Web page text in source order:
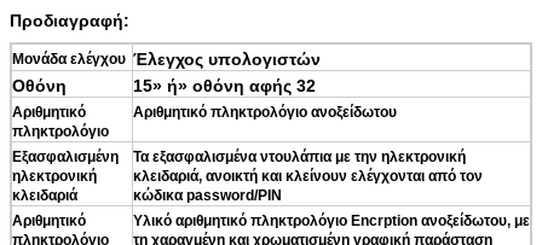
Προδιαγραφή:
Μονάδα ελέγχου Έλεγχος υπολογιστών
Οθόνη
15» ή» οθόνη αφής 32
Αριθμητικό
πληκτρολόγιο
Αριθμητικό πληκτρολόγιο ανοξείδωτου
Εξασφαλισμένη
ηλεκτρονική
κλειδαριά
Τα εξασφαλισμένα ντουλάπια με την ηλεκτρονική
κλειδαριά, ανοικτή και κλείνουν ελέγχονται από τον
κώδικα password/PIN
Αριθμητικό
πληκτρολόγιο
Υλικό αριθμητικό πληκτρολόγιο Encrption ανοξείδωτου, με
τη χαραγμένη και χρωματισμένη γραφική παράσταση